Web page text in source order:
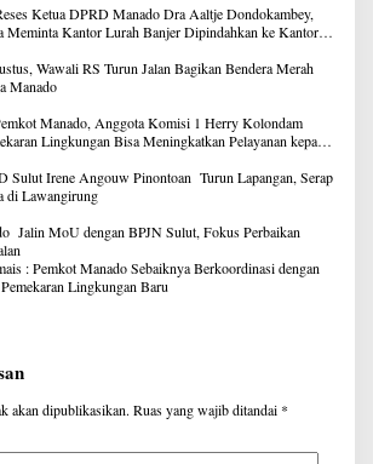
Ketua DPRD Manado Dra Aaltje Dondokambey,
Meminta Kantor Lurah Banjer Dipindahkan ke Kantor
Wawali RS Turun Jalan Bagikan Bendera Merah
Manado
Manado, Anggota Komisi 1 Herry Kolondam
Lingkungan Bisa Meningkatkan Pelayanan kepada
Sulut Irene Angouw Pinontoan Turun Lapangan, Serap
di Lawangirung
Jalin MoU dengan BPJN Sulut, Fokus Perbaikan
: Pemkot Manado Sebaiknya Berkoordinasi dengan
Lingkungan Baru
akan dipublikasikan. Ruas yang wajib ditandai *